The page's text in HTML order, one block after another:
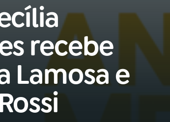
AO VIVO
recebe
Lamosa e